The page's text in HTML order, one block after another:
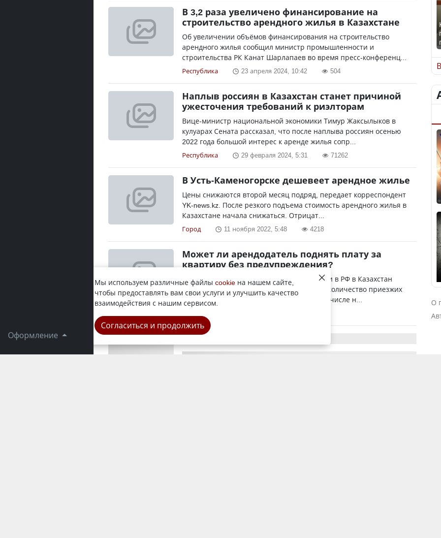
Оформление
В 3,2 раза увеличено финансирование на
строительство арендного жилья в Казахстане
Об увеличении объёмов финансирования на строительство
арендного жилья сообщил министр промышленности и
строительства РК Канат Шарлапаев во время пресс-конференц...
Республика 23 апреля 2024, 10:42 504
Наплыв россиян в Казахстан станет причиной
ужесточения требований к риэлторам
Вице-министр национальной экономики Тимур Жаксылыков в
кулуарах Сената рассказал, что после наплыва россиян осенью
2022 года большой интерес к аренде жилья сопр...
Республика 29 февраля 2024, 5:31 71262
В Усть-Каменогорске дешевеет арендное жилье
Цены снижаются второй месяц подряд, передает корреспондент
YK-news.kz. После резкого подъема стоимость арендного жилья в
Казахстане начала снижаться. Отрицат...
Город 11 ноября 2022, 5:48 4218
Может ли арендодатель поднять плату за
квартиру без предупреждения?
После объявления частичной мобилизации в РФ в Казахстан
массово поехали эмигранты. Наибольшее количество приезжих
пришлось на приграничные города, в том числе н...
О
Мы используем различные файлы cookie на нашем сайте,
чтобы предоставлять вам свои услуги и улучшить качество
взаимодействия с нашим сервисом.
Согласиться и продолжить